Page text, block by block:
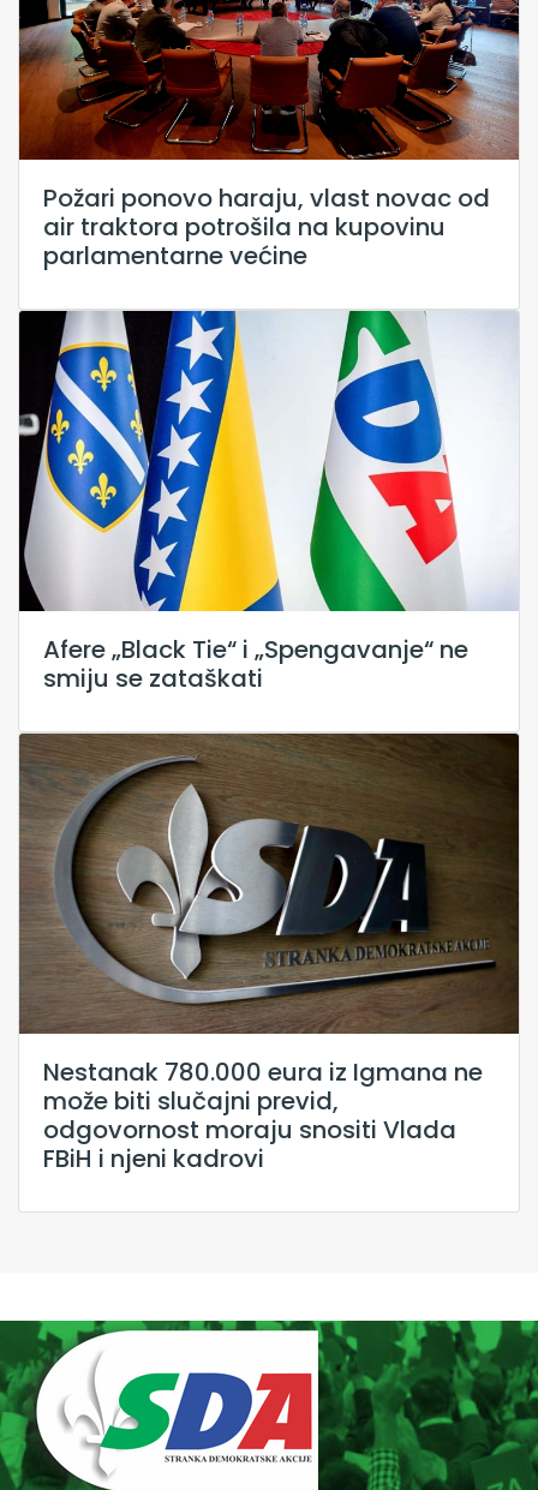
Požari ponovo haraju, vlast novac od
air traktora potrošila na kupovinu
parlamentarne većine
Afere „Black Tie“ i „Spengavanje“ ne
smiju se zataškati
Nestanak 780.000 eura iz Igmana ne
može biti slučajni previd,
odgovornost moraju snositi Vlada
FBiH i njeni kadrovi